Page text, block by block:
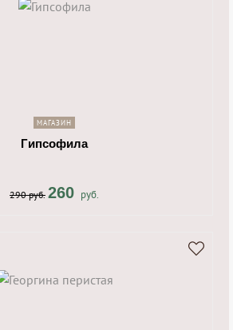
МАГАЗИН
Гипсофила
290 руб. 260 руб.